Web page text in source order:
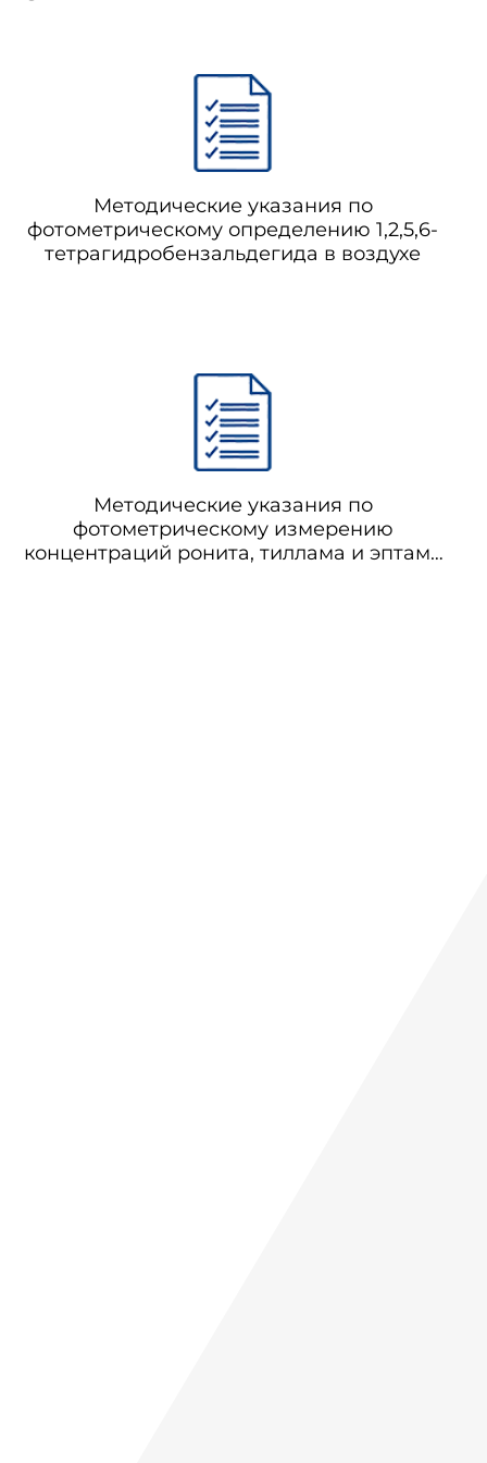
Методические указания по
фотометрическому определению 1,2,5,6-
тетрагидробензальдегида в воздухе
Методические указания по
фотометрическому измерению
концентраций ронита, тиллама и эптама